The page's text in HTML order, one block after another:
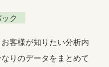
ック
客様が知りたい分析内
りのデータをまとめて